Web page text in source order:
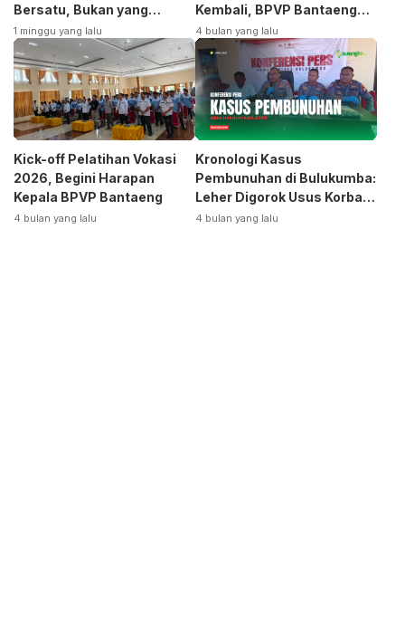
Bersatu, Bukan yang
Terpecah
1 minggu yang lalu
Kembali, BPVP Bantaeng
Siap Bangkitkan Jurusan
Otomotif
4 bulan yang lalu
Kick-off Pelatihan Vokasi
2026, Begini Harapan
Kepala BPVP Bantaeng
4 bulan yang lalu
Kronologi Kasus
Pembunuhan di Bulukumba:
Leher Digorok Usus Korban
Dikeluarkan
4 bulan yang lalu